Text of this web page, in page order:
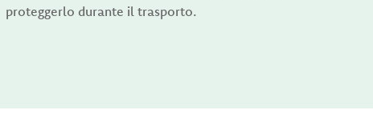
proteggerlo durante il trasporto.